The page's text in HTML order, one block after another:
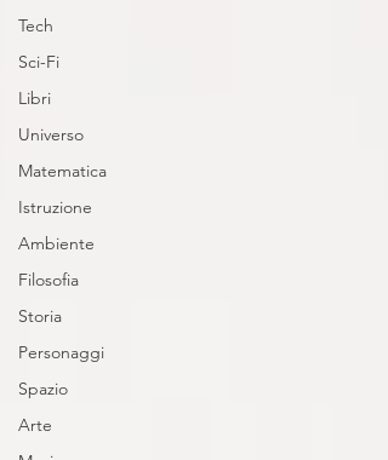
Tech
Sci-Fi
Libri
Universo
Matematica
Istruzione
Ambiente
Filosofia
Storia
Personaggi
Spazio
Arte